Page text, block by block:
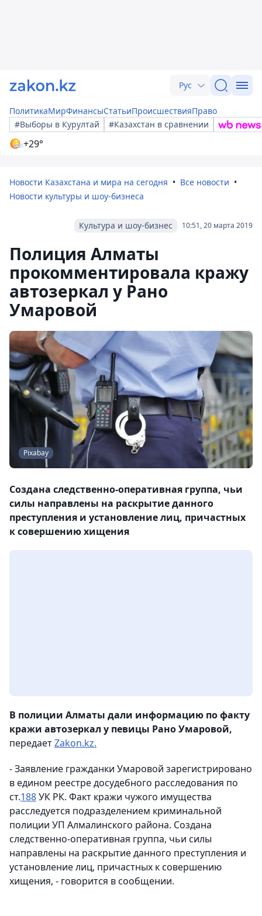
Рус
ПолитикаМирФинансыСтатьиПроисшествияПраво
#Выборы в Курултай
#Казахстан в сравнении
+29°
Новости Казахстана и мира на сегодня
Все новости
Новости культуры и шоу-бизнеса
10:51, 20 марта 2019
Культура и шоу-бизнес
Полиция Алматы
прокомментировала кражу
автозеркал у Рано
Умаровой
Pixabay
Создана следственно-оперативная группа, чьи
силы направлены на раскрытие данного
преступления и установление лиц, причастных
к совершению хищения
В полиции Алматы дали информацию по факту
кражи автозеркал у певицы Рано Умаровой,
передаетZakon.kz.
- Заявление гражданки Умаровой зарегистрировано
в едином реестре досудебного расследования по
ст.188УК РК. Факт кражи чужого имущества
расследуется подразделением криминальной
полиции УП Алмалинского района. Создана
следственно-оперативная группа, чьи силы
направлены на раскрытие данного преступления и
установление лиц, причастных к совершению
хищения, - говорится в сообщении.